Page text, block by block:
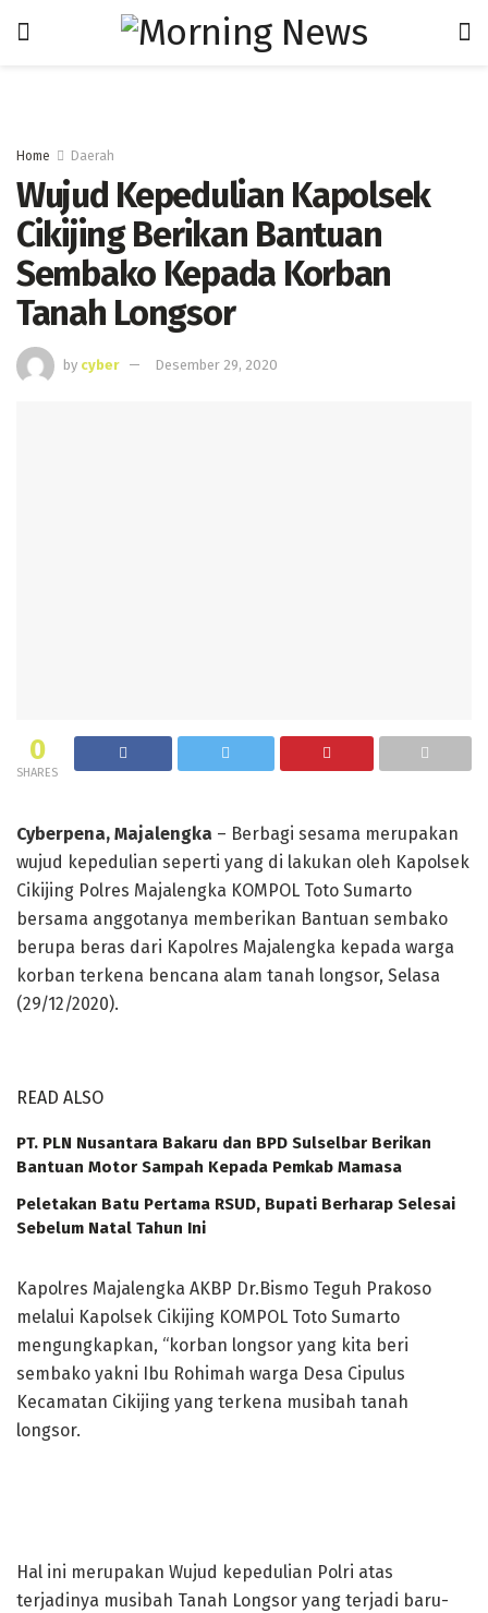
Home Daerah
Wujud Kepedulian Kapolsek
Cikijing Berikan Bantuan
Sembako Kepada Korban
Tanah Longsor
by cyber Desember 29, 2020
0
SHARES
Cyberpena, Majalengka – Berbagi sesama merupakan
wujud kepedulian seperti yang di lakukan oleh Kapolsek
Cikijing Polres Majalengka KOMPOL Toto Sumarto
bersama anggotanya memberikan Bantuan sembako
berupa beras dari Kapolres Majalengka kepada warga
korban terkena bencana alam tanah longsor, Selasa
(29/12/2020).
READ ALSO
PT. PLN Nusantara Bakaru dan BPD Sulselbar Berikan
Bantuan Motor Sampah Kepada Pemkab Mamasa
Peletakan Batu Pertama RSUD, Bupati Berharap Selesai
Sebelum Natal Tahun Ini
Kapolres Majalengka AKBP Dr.Bismo Teguh Prakoso
melalui Kapolsek Cikijing KOMPOL Toto Sumarto
mengungkapkan, “korban longsor yang kita beri
sembako yakni Ibu Rohimah warga Desa Cipulus
Kecamatan Cikijing yang terkena musibah tanah
longsor.
Hal ini merupakan Wujud kepedulian Polri atas
terjadinya musibah Tanah Longsor yang terjadi baru-